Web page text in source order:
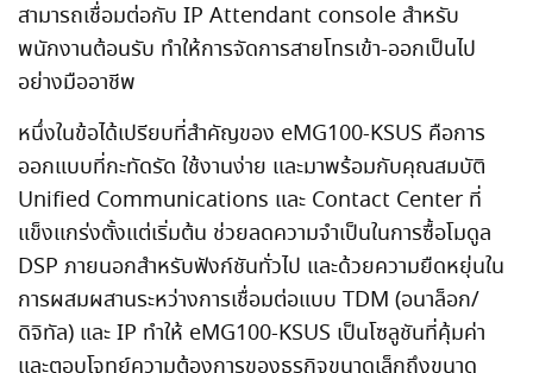
สามารถเชื่อมต่อกับ IP Attendant console สำหรับ
พนักงานต้อนรับ ทำให้การจัดการสายโทรเข้า-ออกเป็นไป
อย่างมืออาชีพ
หนึ่งในข้อได้เปรียบที่สำคัญของ eMG100-KSUS คือการ
ออกแบบที่กะทัดรัด ใช้งานง่าย และมาพร้อมกับคุณสมบัติ
Unified Communications และ Contact Center ที่
แข็งแกร่งตั้งแต่เริ่มต้น ช่วยลดความจำเป็นในการซื้อโมดูล
DSP ภายนอกสำหรับฟังก์ชันทั่วไป และด้วยความยืดหยุ่นใน
การผสมผสานระหว่างการเชื่อมต่อแบบ TDM (อนาล็อก/
ดิจิทัล) และ IP ทำให้ eMG100-KSUS เป็นโซลูชันที่คุ้มค่า